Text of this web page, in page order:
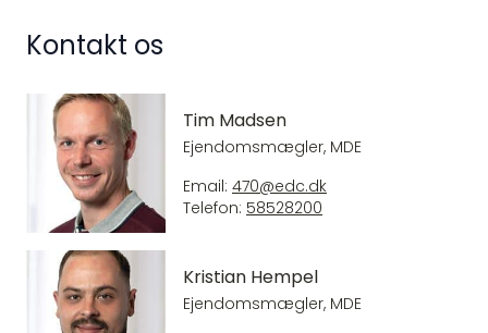
Kontakt os
Tim Madsen
Ejendomsmægler, MDE
Email: 470@edc.dk
Telefon: 58528200
Kristian Hempel
Ejendomsmægler, MDE